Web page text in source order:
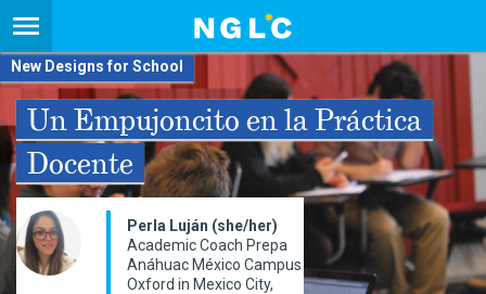
New Designs for School
Un Empujoncito en la Práctica
Docente
Perla Luján (she/her)
Academic Coach Prepa
Anáhuac México Campus
Oxford in Mexico City,